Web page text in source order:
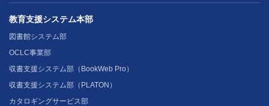
教育支援システム本部
図書館システム部
OCLC事業部
収書支援システム部（BookWeb Pro）
収書支援システム部（PLATON）
カタロギングサービス部